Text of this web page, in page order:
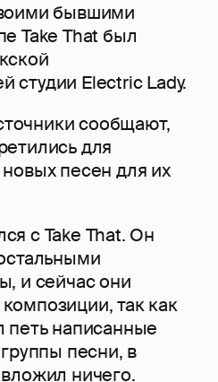
бывшими
Take That был
студии Electric Lady.
сообщают,
для
песен для их
с Take That. Он
и сейчас они
так как
петь написанные
песни, в
ничего.